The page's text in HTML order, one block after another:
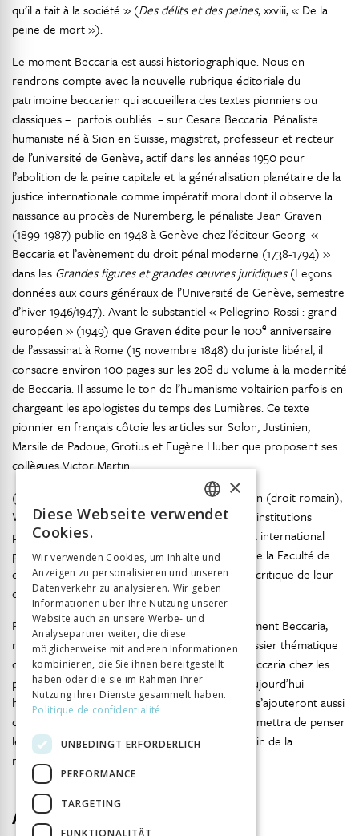
qu’il a fait à la société » (Des délits et des peines, xxviii, « De la
peine de mort »).
Le moment Beccaria est aussi historiographique. Nous en
rendrons compte avec la nouvelle rubrique éditoriale du
patrimoine beccarien qui accueillera des textes pionniers ou
classiques – parfois oubliés – sur Cesare Beccaria. Pénaliste
humaniste né à Sion en Suisse, magistrat, professeur et recteur
de l’université de Genève, actif dans les années 1950 pour
l’abolition de la peine capitale et la généralisation planétaire de la
justice internationale comme impératif moral dont il observe la
naissance au procès de Nuremberg, le pénaliste Jean Graven
(1899-1987) publie en 1948 à Genève chez l’éditeur Georg «
Beccaria et l’avènement du droit pénal moderne (1738-1794) »
dans les Grandes figures et grandes œuvres juridiques(Leçons
données aux cours généraux de l’Université de Genève, semestre
d’hiver 1946/1947). Avant le substantiel « Pellegrino Rossi : grand
européen » (1949) que Graven édite pour le 100e anniversaire
de l’assassinat à Rome (15 novembre 1848) du juriste libéral, il
consacre environ 100 pages sur les 208 du volume à la modernité
de Beccaria. Il assume le ton de l’humanisme voltairien parfois en
chargeant les apologistes du temps des Lumières. Ce texte
pionnier en français côtoie les articles sur Solon, Justinien,
Marsile de Padoue, Grotius et Eugène Huber que proposent ses
collègues Victor Martin
(langue et littérature grecque), Erich-Hans Kaden (droit romain),
W.-Amédée Liebeskind (histoire du droit et des institutions
politiques de la Suisse), Maurice Bourquin (droit international
public) et Walter Yung (droit civil). Les juristes de la Faculté de
droit d’alors n’étaient pas insensibles à l’histoire critique de leur
discipline marquée au coin du positivisme.
Pour illustrer l’actualité épistémologique du moment Beccaria,
notre revue publiera en 2019 (volume V) un dossier thématique
constitué d’essais sur les usages et le sens de Beccaria chez les
praticiens des sciences humaines et sociales d’aujourd’hui –
historiens, philosophes, sociologues – auxquels s’ajouteront aussi
des magistrats. Cette anthologie inhabituelle permettra de penser
le moment Beccaria dans le prisme contemporain de la
recherche et de la justice.
Autor
FRENCH
ITALIAN
×
Diese Webseite verwendet
Cookies.
Wir verwenden Cookies, um Inhalte und
Anzeigen zu personalisieren und unseren
Datenverkehr zu analysieren. Wir geben
Informationen über Ihre Nutzung unserer
Website auch an unsere Werbe- und
Analysepartner weiter, die diese
möglicherweise mit anderen Informationen
kombinieren, die Sie ihnen bereitgestellt
haben oder die sie im Rahmen Ihrer
Nutzung ihrer Dienste gesammelt haben.
Politique de confidentialité
UNBEDINGT ERFORDERLICH
PERFORMANCE
TARGETING
FUNKTIONALITÄT